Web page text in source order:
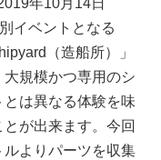
年10月14日
イベントとなる
（造船所）」
規模かつ専用のシ
は異なる体験を味
が出来ます。今回
よりパーツを収集